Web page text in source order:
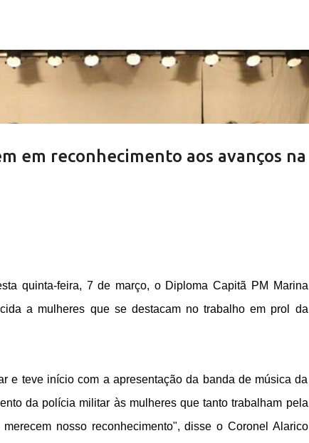
em reconhecimento aos avanços na
quinta-feira, 7 de março, o Diploma Capitã PM Marina
a mulheres que se destacam no trabalho em prol da
e teve início com a apresentação da banda de música da
da polícia militar às mulheres que tanto trabalham pela
nosso reconhecimento", disse o Coronel Alarico